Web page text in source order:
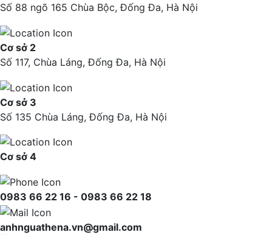
Số 88 ngõ 165 Chùa Bộc, Đống Đa, Hà Nội
Cơ sở 2
Số 117, Chùa Láng, Đống Đa, Hà Nội
Cơ sở 3
Số 135 Chùa Láng, Đống Đa, Hà Nội
Cơ sở 4
0983 66 22 16 - 0983 66 22 18
anhnguathena.vn@gmail.com